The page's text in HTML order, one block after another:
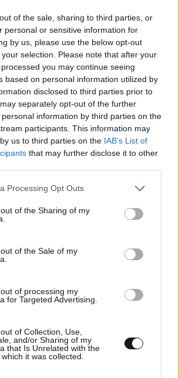
of the sale, sharing to third parties, or
personal or sensitive information for
by us, please use the below opt-out
selection. Please note that after your
you may continue seeing
based on personal information utilized by
disclosed to third parties prior to
separately opt-out of the further
information by third parties on the
participants. This information may
us to third parties on the IAB’s List of
that may further disclose it to other
website/app uses one or more Google
visit or usage behaviour. You may click to
to Google and its third-party tags to
specified purposes in below Google
Processing Opt Outs
of the Sharing of my
of the Sale of my
of processing my
for Targeted Advertising.
of Collection, Use,
and/or Sharing of my
that Is Unrelated with the
it was collected.
– Τα 33α γενέθλια και τα
Βασιλειάδη: «Καμία στιγμή